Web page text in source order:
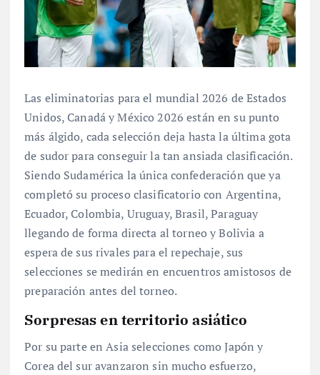
Las eliminatorias para el mundial 2026 de Estados
Unidos, Canadá y México 2026 están en su punto
más álgido, cada selección deja hasta la última gota
de sudor para conseguir la tan ansiada clasificación.
Siendo Sudamérica la única confederación que ya
completó su proceso clasificatorio con Argentina,
Ecuador, Colombia, Uruguay, Brasil, Paraguay
llegando de forma directa al torneo y Bolivia a
espera de sus rivales para el repechaje, sus
selecciones se medirán en encuentros amistosos de
preparación antes del torneo.
Sorpresas en territorio asiático
Por su parte en Asia selecciones como Japón y
Corea del sur avanzaron sin mucho esfuerzo,